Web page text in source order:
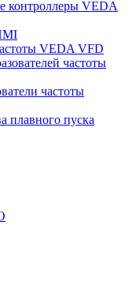
контроллеры VEDA
VEDA VFD
частоты
частоты
плавного пуска